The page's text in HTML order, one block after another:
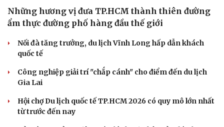
VĂN HÓA
Phó huyện trưởng của Hàn Quốc quảng bá lễ hội
truyền thống ở miền Tây
Phản ứng của Dwayne Johnson khi Moana bị giới phê
bình chê bai
The Odyssey vượt 1 tỷ USD, Christopher Nolan tái lập kỳ
tích sau 14 năm